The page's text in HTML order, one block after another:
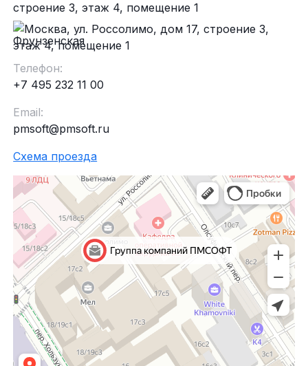
строение 3, этаж 4, помещение 1
Фрунзенская
Телефон:
+7 495 232 11 00
Email:
pmsoft@pmsoft.ru
Схема проезда